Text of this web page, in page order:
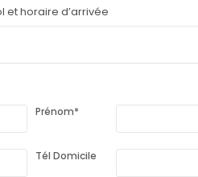
Prénom*
Tél Domicile